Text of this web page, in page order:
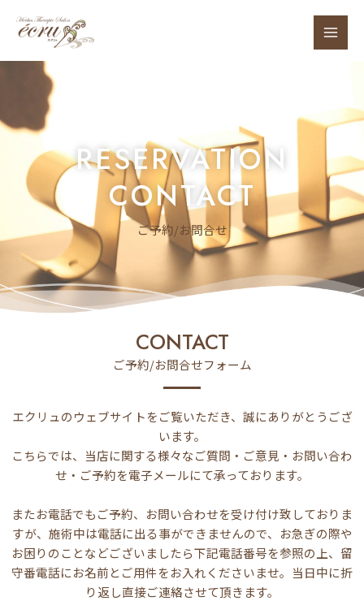
RESERVATION
CONTACT
ご予約/お問合せ
CONTACT
ご予約/お問合せフォーム
エクリュのウェブサイトをご覧いただき、誠にありがとうござ
います。
こちらでは、当店に関する様々なご質問・ご意見・お問い合わ
せ・ご予約を電子メールにて承っております。
またお電話でもご予約、お問い合わせを受け付け致しておりま
すが、施術中は電話に出る事ができませんので、お急ぎの際や
お困りのことなどございましたら下記電話番号を参照の上、留
守番電話にお名前とご用件をお入れくださいませ。当日中に折
り返し直接ご連絡させて頂きます。